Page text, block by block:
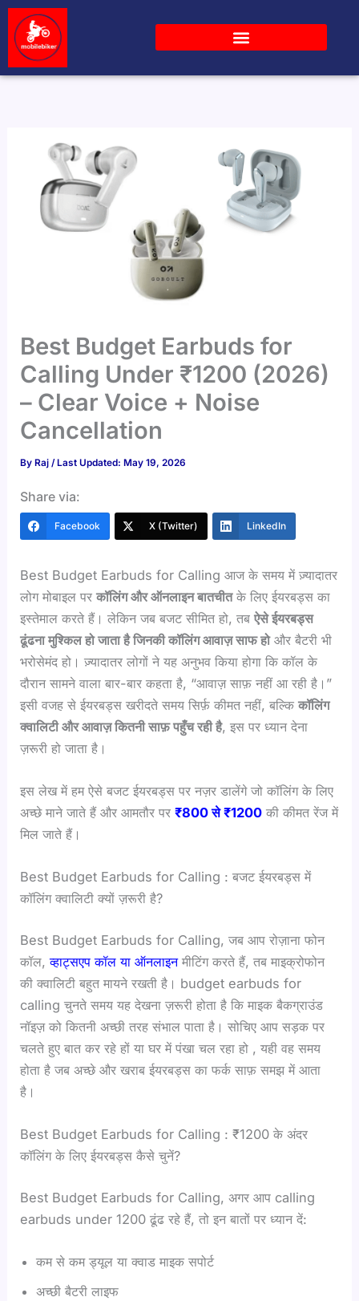
Skip
content
Best Budget Earbuds for
Calling Under ₹1200 (2026)
– Clear Voice + Noise
Cancellation
ByRaj/ Last Updated: May 19, 2026
Share via:
Facebook X (Twitter) LinkedIn
Best Budget Earbuds for Calling आज के समय में ज़्यादातर
लोग मोबाइल परकॉलिंग और ऑनलाइन बातचीतके लिए ईयरबड्स का
इस्तेमाल करते हैं। लेकिन जब बजट सीमित हो, तबऐसे ईयरबड्स
ढूंढना मुश्किल हो जाता है जिनकी कॉलिंग आवाज़ साफ होऔर बैटरी भी
भरोसेमंद हो। ज़्यादातर लोगों ने यह अनुभव किया होगा कि कॉल के
दौरान सामने वाला बार-बार कहता है, “आवाज़ साफ़ नहीं आ रही है।”
इसी वजह से ईयरबड्स खरीदते समय सिर्फ़ कीमत नहीं, बल्किकॉलिंग
क्वालिटी और आवाज़ कितनी साफ़ पहुँच रही है, इस पर ध्यान देना
ज़रूरी हो जाता है।
इस लेख में हम ऐसे बजट ईयरबड्स पर नज़र डालेंगे जो कॉलिंग के लिए
अच्छे माने जाते हैं और आमतौर पर ₹800 से ₹1200 की कीमत रेंज में
मिल जाते हैं।
Best Budget Earbuds for Calling : बजट ईयरबड्स में
कॉलिंग क्वालिटी क्यों ज़रूरी है?
Best Budget Earbuds for Calling, जब आप रोज़ाना फोन
कॉल,व्हाट्सएप कॉल या ऑनलाइनमीटिंग करते हैं, तब माइक्रोफोन
की क्वालिटी बहुत मायने रखती है। budget earbuds for
calling चुनते समय यह देखना ज़रूरी होता है कि माइक बैकग्राउंड
नॉइज़ को कितनी अच्छी तरह संभाल पाता है। सोचिए आप सड़क पर
चलते हुए बात कर रहे हों या घर में पंखा चल रहा हो , यही वह समय
होता है जब अच्छे और खराब ईयरबड्स का फर्क साफ़ समझ में आता
है।
Best Budget Earbuds for Calling : ₹1200 के अंदर
कॉलिंग के लिए ईयरबड्स कैसे चुनें?
Best Budget Earbuds for Calling, अगर आप calling
earbuds under 1200 ढूंढ रहे हैं, तो इन बातों पर ध्यान दें:
कम से कम ड्यूल या क्वाड माइक सपोर्ट
अच्छी बैटरी लाइफ